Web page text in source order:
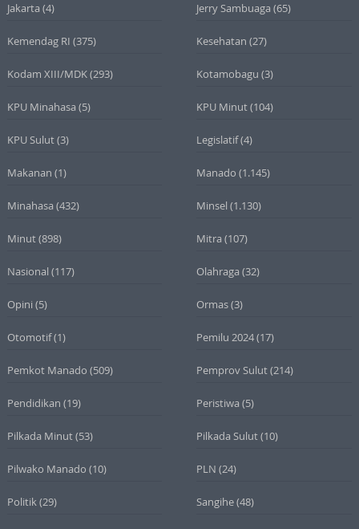
Jakarta (4) Jerry Sambuaga (65)
Kemendag RI (375) Kesehatan (27)
Kodam XIII/MDK(293) Kotamobagu (3)
KPU Minahasa (5) KPU Minut(104)
KPU Sulut(3) Legislatif(4)
Makanan (1) Manado (1.145)
Minahasa (432) Minsel (1.130)
Minut(898) Mitra (107)
Nasional (117) Olahraga (32)
Opini (5) Ormas(3)
Otomotif(1) Pemilu 2024(17)
Pemkot Manado (509) Pemprov Sulut(214)
Pendidikan (19) Peristiwa (5)
Pilkada Minut(53) Pilkada Sulut(10)
Pilwako Manado (10) PLN (24)
Politik(29) Sangihe(48)